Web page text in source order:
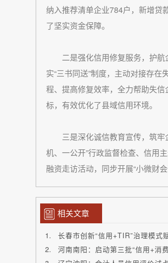
纳入推荐清单企业784户，新增贷
了坚实资金保障。
二是强化信用修复服务，护
实“三书同送”制度，主动对接存在
程、提高修复效率，全力帮助失
标，有效优化了县域信用环境。
三是深化诚信教育宣传，筑
机、一公开”行政监督检查、信用
融资走访活动，同步开展“小微财
相关文章
长春市创新“信用+TIR”治理模式
河南南阳：启动第三批“信用+消